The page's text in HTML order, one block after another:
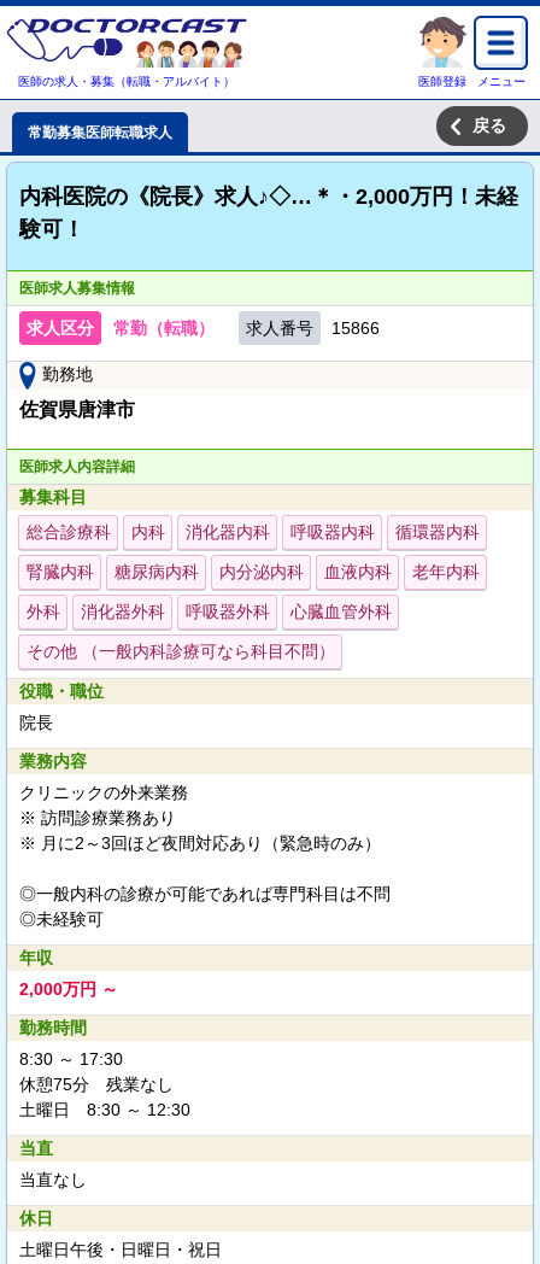
医師の求人・募集（転職・アルバイト） 医師登録 メニュー
常勤募集医師転職求人 戻る
内科医院の《院長》求人♪◇…＊・2,000万円！未経
験可！
医師求人募集情報
求人区分 常勤（転職） 求人番号 15866
勤務地
佐賀県唐津市
医師求人内容詳細
募集科目
総合診療科
内科 消化器内科 呼吸器内科 循環器内科
腎臓内科 糖尿病内科 内分泌内科 血液内科 老年内科
外科 消化器外科 呼吸器外科 心臓血管外科
その他 （一般内科診療可なら科目不問）
役職・職位
院長
業務内容
クリニックの外来業務
※ 訪問診療業務あり
※ 月に2～3回ほど夜間対応あり（緊急時のみ）
◎一般内科の診療が可能であれば専門科目は不問
◎未経験可
年収
2,000万円 ～
勤務時間
8:30 ～ 17:30
休憩75分 残業なし
土曜日 8:30 ～ 12:30
当直
当直なし
休日
土曜日午後・日曜日・祝日